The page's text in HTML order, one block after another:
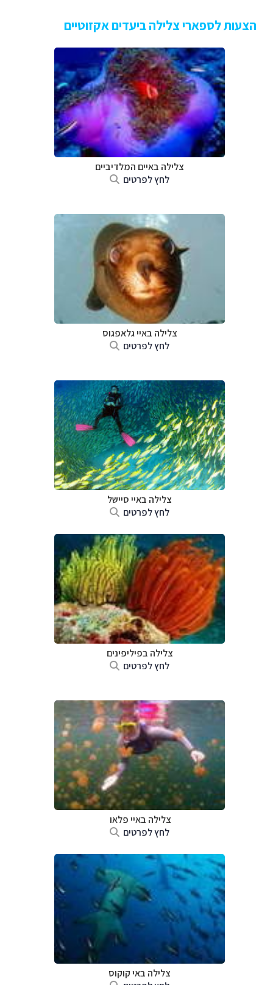
הצעות לספארי צלילה ביעדים אקזוטיים
צלילה באיים המלדיביים
לחץ לפרטים
צלילה באיי גלאפגוס
לחץ לפרטים
צלילה באיי סיישל
לחץ לפרטים
צלילה בפיליפינים
לחץ לפרטים
צלילה באיי פלאו
לחץ לפרטים
צלילה באי קוקוס